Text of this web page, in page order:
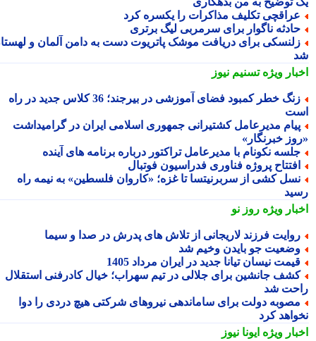
تکلیف مذاکرات را یکسره کرد
ناگوار برای سرمربی لیگ برتری
برای دریافت موشک پاتریوت دست به دامن آلمان و لهستان
ویژهتسنیم نیوز
زنگ خطر کمبود فضای آموزشی در بیرجند؛ 36 کلاس جدید در راه
مدیرعامل کشتیرانی جمهوری اسلامی ایران در گرامیداشت
خبرنگار»
نکونام با مدیرعامل تراکتور درباره برنامه های آینده
پروژه فناوری فدراسیون فوتبال
کشی از سربرنیتسا تا غزه؛ «کاروان فلسطین» به نیمه راه
ویژهروز نو
فرزند لاریجانی از تلاش های پدرش در صدا و سیما
جو بایدن وخیم شد
نیسان تیانا جدید در ایران مرداد 1405
جانشین برای جلالی در تیم سهراب؛ خیال کادرفنی استقلال
شد
دولت برای ساماندهی نیروهای شرکتی هیچ دردی را دوا
کرد
ویژهایونا نیوز